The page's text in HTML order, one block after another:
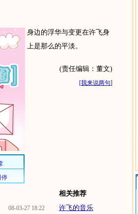
身边的浮华与变更在许飞身
上是那么的平淡。
(责任编辑：董文)
[我来说两句]
08-03-27 18:22
相关推荐
许飞的音乐